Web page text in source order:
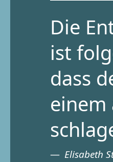
Die
ist
dass
einem
Elisabeth